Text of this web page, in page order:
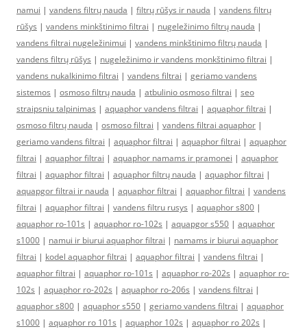
namui | vandens filtrų nauda | filtrų rūšys ir nauda | vandens filtrų
rūšys | vandens minkštinimo filtrai | nugeležinimo filtrų nauda |
vandens filtrai nugeležinimui | vandens minkštinimo filtrų nauda |
vandens filtrų rūšys | nugeležinimo ir vandens monkštinimo filtrai |
vandens nukalkinimo filtrai | vandens filtrai | geriamo vandens
sistemos | osmoso filtrų nauda | atbulinio osmoso filtrai | seo
straipsniu talpinimas | aquaphor vandens filtrai | aquaphor filtrai |
osmoso filtrų nauda | osmoso filtrai | vandens filtrai aquaphor |
geriamo vandens filtrai | aquaphor filtrai | aquaphor filtrai | aquaphor
filtrai | aquaphor filtrai | aquaphor namams ir pramonei | aquaphor
filtrai | aquaphor filtrai | aquaphor filtrų nauda | aquaphor filtrai |
aquapgor filtrai ir nauda | aquaphor filtrai | aquaphor filtrai | vandens
filtrai | aquaphor filtrai | vandens filtru rusys | aquaphor s800 |
aquaphor ro-101s | aquaphor ro-102s | aquapgor s550 | aquaphor
s1000 | namui ir biurui aquaphor filtrai | namams ir biurui aquaphor
filtrai | kodel aquaphor filtrai | aquaphor filtrai | vandens filtrai |
aquaphor filtrai | aquaphor ro-101s | aquaphor ro-202s | aquaphor ro-
102s | aquaphor ro-202s | aquaphor ro-206s | vandens filtrai |
aquaphor s800 | aquaphor s550 | geriamo vandens filtrai | aquaphor
s1000 | aquaphor ro 101s | aquaphor 102s | aquaphor ro 202s |